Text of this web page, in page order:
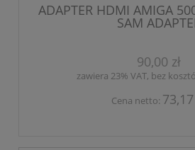
ADAPTER HDMI AMIGA
SAM
90,00 zł
zawiera 23% VAT, bez
Cena netto: 73,17